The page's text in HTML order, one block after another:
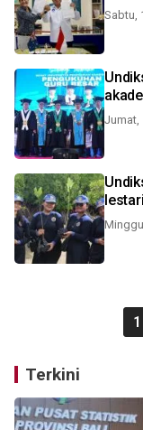
Sabtu,
Jumat,
1
Terkini